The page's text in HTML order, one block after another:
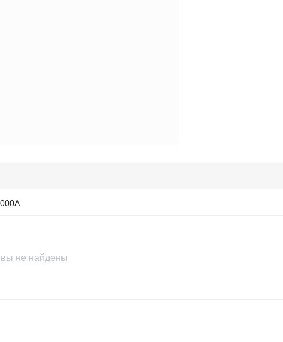
не найдены